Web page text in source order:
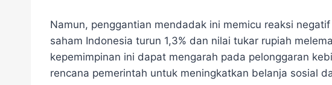
Namun, penggantian mendadak ini memicu reaksi
saham Indonesia turun 1,3% dan nilai tukar rupiah
kepemimpinan ini dapat mengarah pada pelonggaran
rencana pemerintah untuk meningkatkan belanja sosial